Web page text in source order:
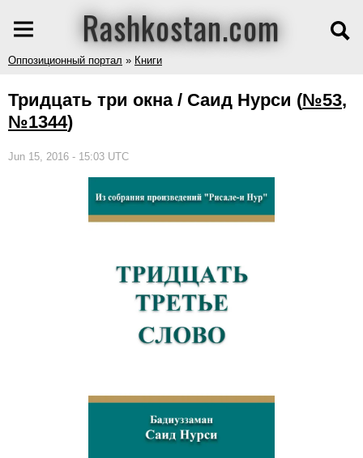
Rashkostan.com
Оппозиционный портал » Книги
Тридцать три окна / Саид Нурси (№53,
№1344)
Jun 15, 2016 - 15:03 UTC